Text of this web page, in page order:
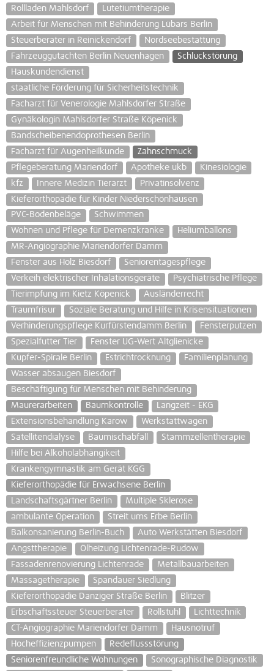
Rollladen Mahlsdorf
Lutetiumtherapie
Arbeit für Menschen mit Behinderung Lübars Berlin
Steuerberater in Reinickendorf
Nordseebestattung
Fahrzeuggutachten Berlin Neuenhagen
Schluckstörung
Hauskundendienst
staatliche Förderung für Sicherheitstechnik
Facharzt für Venerologie Mahlsdorfer Straße
Gynäkologin Mahlsdorfer Straße Köpenick
Bandscheibenendoprothesen Berlin
Facharzt für Augenheilkunde
Zahnschmuck
Pflegeberatung Mariendorf
Apotheke ukb
Kinesiologie
kfz
Innere Medizin Tierarzt
Privatinsolvenz
Kieferorthopädie für Kinder Niederschönhausen
PVC-Bodenbeläge
Schwimmen
Wohnen und Pflege für Demenzkranke
Heliumballons
MR-Angiographie Mariendorfer Damm
Fenster aus Holz Biesdorf
Seniorentagespflege
Verkeih elektrischer Inhalationsgeräte
Psychiatrische Pflege
Tierimpfung im Kietz Köpenick
Ausländerrecht
Traumfrisur
Soziale Beratung und Hilfe in Krisensituationen
Verhinderungspflege Kurfürstendamm Berlin
Fensterputzen
Spezialfutter Tier
Fenster UG-Wert Altglienicke
Kupfer-Spirale Berlin
Estrichtrocknung
Familienplanung
Wasser absaugen Biesdorf
Beschäftigung für Menschen mit Behinderung
Maurerarbeiten
Baumkontrolle
Langzeit - EKG
Extensionsbehandlung Karow
Werkstattwagen
Satellitendialyse
Baumischabfall
Stammzellentherapie
Hilfe bei Alkoholabhängikeit
Krankengymnastik am Gerät KGG
Kieferorthopädie für Erwachsene Berlin
Landschaftsgärtner Berlin
Multiple Sklerose
ambulante Operation
Streit ums Erbe Berlin
Balkonsanierung Berlin-Buch
Auto Werkstätten Biesdorf
Angsttherapie
Ölheizung Lichtenrade-Rudow
Fassadenrenovierung Lichtenrade
Metallbauarbeiten
Massagetherapie
Spandauer Siedlung
Kieferorthopädie Danziger Straße Berlin
Blitzer
Erbschaftssteuer Steuerberater
Rollstuhl
Lichttechnik
CT-Angiographie Mariendorfer Damm
Hausnotruf
Hocheffizienzpumpen
Redeflussstörung
Seniorenfreundliche Wohnungen
Sonographische Diagnostik